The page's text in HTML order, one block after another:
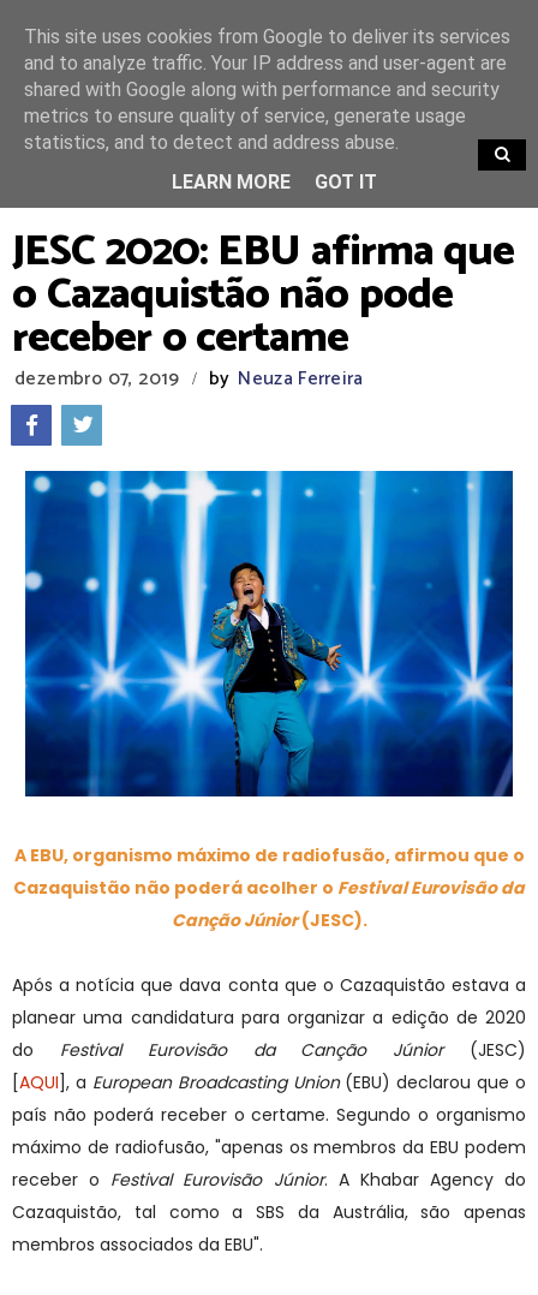
TRENDING
JESC 2020: EBU afirma que
o Cazaquistão não pode
receber o certame
dezembro 07, 2019 / by Neuza Ferreira
A EBU, organismo máximo de radiofusão, afirmou que o
Cazaquistão não poderá acolher o Festival Eurovisão da
CançãoJúnior(JESC).
Após a notícia que dava conta que o Cazaquistão estava a
planear uma candidatura para organizar a edição de 2020
do Festival Eurovisão da Canção Júnior (JESC)
[AQUI], a European Broadcasting Union(EBU) declarou que o
país não poderá receber o certame. Segundo o organismo
máximo de radiofusão, "apenas os membros da EBU podem
receber o Festival Eurovisão Júnior. A Khabar Agency do
Cazaquistão, tal como a SBS da Austrália, são apenas
membros associados da EBU".
This site uses cookies from Google to deliver its services
and to analyze traffic. Your IP address and user-agent are
shared with Google along with performance and security
metrics to ensure quality of service, generate usage
statistics, and to detect and address abuse.
LEARN MORE
GOT IT